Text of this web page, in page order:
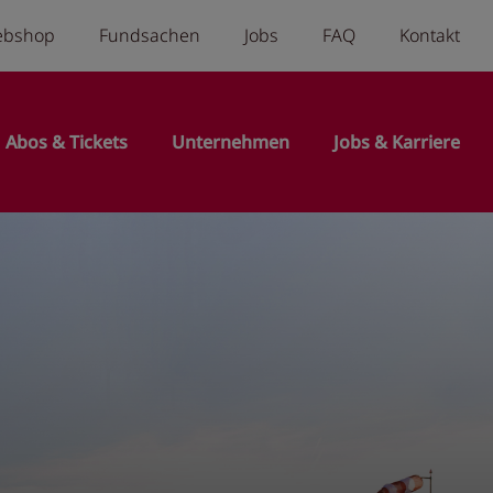
menu
Fundsachen Jobs FAQ Kontakt
Abos & Tickets Unternehmen Jobs & Karriere